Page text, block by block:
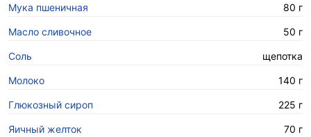
Мука пшеничная 80 г
Масло сливочное 50 г
Соль щепотка
Молоко 140 г
Глюкозный сироп 225 г
Яичный желток 70 г